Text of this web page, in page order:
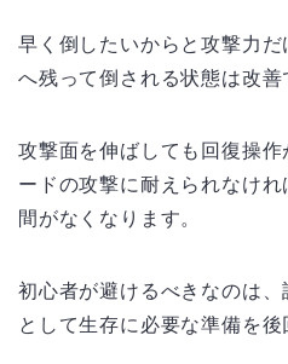
早く倒したいからと攻撃力
へ残って倒される状態は改善
攻撃面を伸ばしても回復操
ードの攻撃に耐えられなけ
間がなくなります。
初心者が避けるべきなのは、
として生存に必要な準備を後